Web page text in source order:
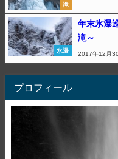
滝
氷瀑
年末氷瀑
滝～
2017年12月
プロフィール